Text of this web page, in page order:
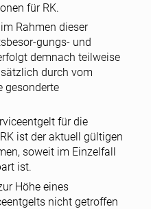
für RK.
Rahmen dieser
gungs- und
demnach teilweise
durch vom
gesonderte
für die
ist der aktuell gültigen
soweit im Einzelfall
ist.
Höhe eines
nicht getroffen